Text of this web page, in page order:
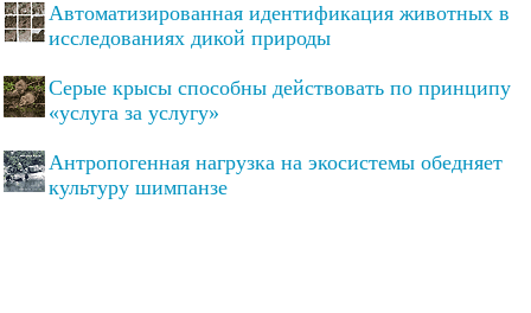
Автоматизированная идентификация животных в
исследованиях дикой природы
Серые крысы способны действовать по принципу
«услуга за услугу»
Антропогенная нагрузка на экосистемы обедняет
культуру шимпанзе